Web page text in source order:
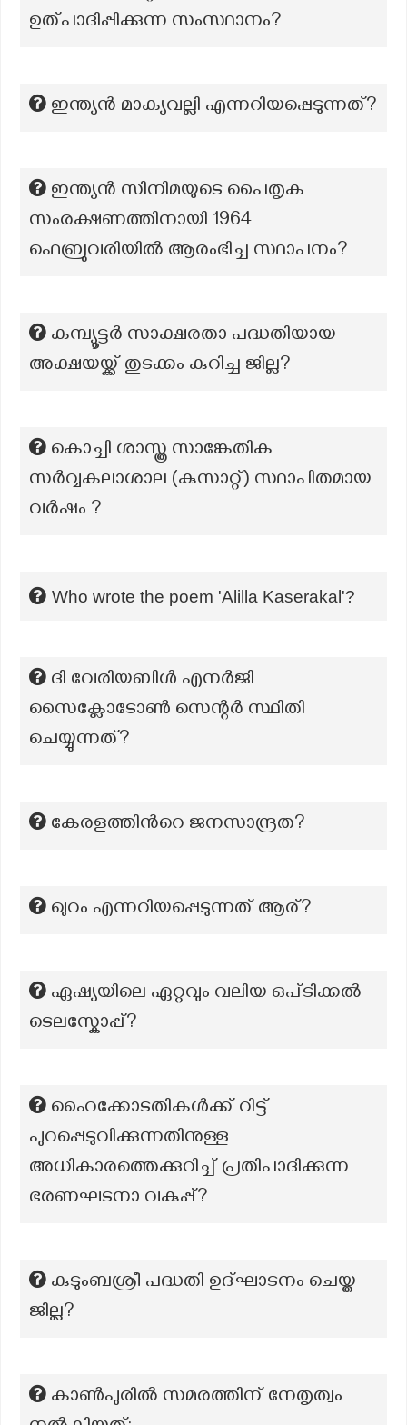
ഉത്പാദിപ്പിക്കുന്ന സംസ്ഥാനം?
ഇന്ത്യൻ മാക്യവല്ലി എന്നറിയപ്പെടുന്നത്?
ഇന്ത്യൻ സിനിമയുടെ പൈതൃക
സംരക്ഷണത്തിനായി 1964
ഫെബ്രുവരിയിൽ ആരംഭിച്ച സ്ഥാപനം?
കമ്പ്യൂട്ടർ സാക്ഷരതാ പദ്ധതിയായ
അക്ഷയയ്ക്ക് തുടക്കം കുറിച്ച ജില്ല?
കൊച്ചി ശാസ്ത്ര സാങ്കേതിക
സർവ്വകലാശാല (കുസാറ്റ്) സ്ഥാപിതമായ
വർഷം ?
Who wrote the poem 'Alilla Kaserakal'?
ദി വേരിയബിൾ എനർജി
സൈക്ലോടോൺ സെന്റർ സ്ഥിതി
ചെയ്യുന്നത്?
കേരളത്തിന്‍റെ ജനസാന്ദ്രത?
ഖുറം എന്നറിയപ്പെടുന്നത് ആര്?
ഏഷ്യയിലെ ഏറ്റവും വലിയ ഒപ്ടിക്കൽ
ടെലസ്കോപ്പ്?
ഹൈക്കോടതികൾക്ക് റിട്ട്
പുറപ്പെടുവിക്കുന്നതിനുള്ള
അധികാരത്തെക്കുറിച്ച് പ്രതിപാദിക്കുന്ന
ഭരണഘടനാ വകുപ്പ്?
കുടുംബശ്രീ പദ്ധതി ഉദ്ഘാടനം ചെയ്ത
ജില്ല?
കാൺപുരിൽ സമരത്തിന് നേതൃത്വം